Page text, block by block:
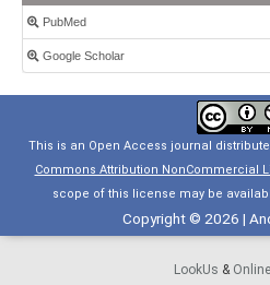
PubMed
Google Scholar
This is an Open Access journal
Commons Attribution NonCommercial
scope of this license may be
Copyright © 2026 |
LookUs &